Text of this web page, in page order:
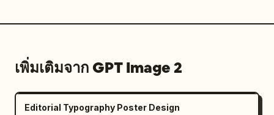
เพิ่มเติมจาก GPT Image 2
Editorial Typography Poster Design